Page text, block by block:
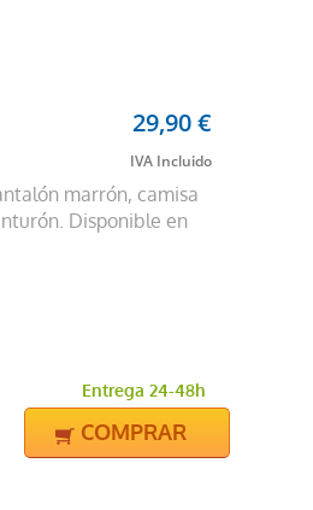
29,90 €
marrón, camisa
Disponible en
Entrega 24-48h
COMPRAR